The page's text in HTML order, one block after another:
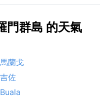
門群島 的天氣
馬蘭戈
吉佐
Buala